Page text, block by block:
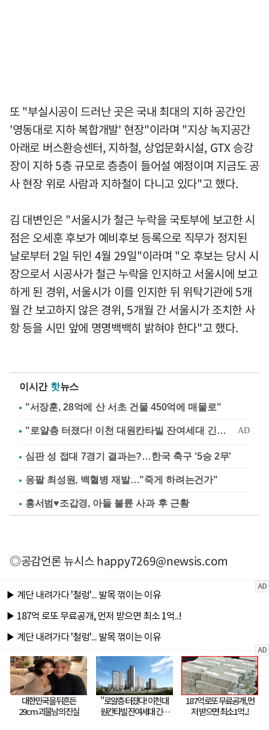
또 "부실시공이 드러난 곳은 국내 최대의 지하 공간인
'영동대로 지하 복합개발' 현장"이라며 "지상 녹지공간
아래로 버스환승센터, 지하철, 상업문화시설, GTX 승강
장이 지하 5층 규모로 층층이 들어설 예정이며 지금도 공
사 현장 위로 사람과 지하철이 다니고 있다"고 했다.
김 대변인은 "서울시가 철근 누락을 국토부에 보고한 시
점은 오세훈 후보가 예비후보 등록으로 직무가 정지된
날로부터 2일 뒤인 4월 29일"이라며 "오 후보는 당시 시
장으로서 시공사가 철근 누락을 인지하고 서울시에 보고
하게 된 경위, 서울시가 이를 인지한 뒤 위탁기관에 5개
월 간 보고하지 않은 경위, 5개월 간 서울시가 조치한 사
항 등을 시민 앞에 명명백백히 밝혀야 한다"고 했다.
이시간 핫뉴스
"서장훈, 28억에 산 서초 건물 450억에 매물로"
심판 성 접대 7경기 결과는?…한국 축구 '5승 2무'
응팔 최성원, 백혈병 재발…"죽게 하려는건가"
홍서범♥조갑경, 아들 불륜 사과 후 근황
◎공감언론 뉴시스happy7269@newsis.com